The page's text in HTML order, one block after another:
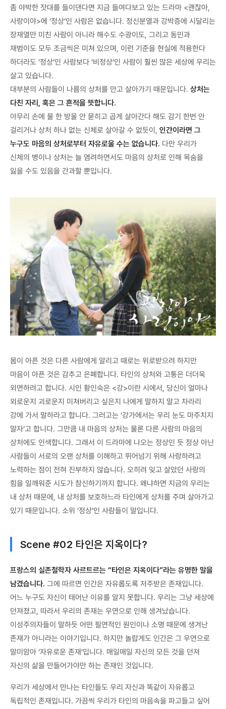
좀 야박한 잣대를 들이댄다면 지금 들여다보고 있는 드라마 <괜찮아,
사랑이야>에 ‘정상’인 사람은 없습니다. 정신분열과 강박증에 시달리는
장재열만 미친 사람이 아니라 해수도 수광이도, 그리고 동민과
재범이도 모두 조금씩은 미쳐 있으며, 이런 기준을 현실에 적용한다
하더라도 ‘정상’인 사람보다 ‘비정상’인 사람이 훨씬 많은 세상에 우리는
살고 있습니다.
대부분의 사람들이 나름의 상처를 안고 살아가기 때문입니다. 상처는
다친 자리, 혹은 그 흔적을 뜻합니다.
아무리 손에 물 한 방울 안 묻히고 곱게 살아간다 해도 감기 한번 안
걸리거나 상처 하나 없는 신체로 살아갈 수 없듯이, 인간이라면 그
누구도 마음의 상처로부터 자유로울 수는 없습니다. 다만 우리가
신체의 병이나 상처는 늘 염려하면서도 마음의 상처로 인해 목숨을
잃을 수도 있음을 간과할 뿐입니다.
몸이 아픈 것은 다른 사람에게 알리고 때로는 위로받으려 하지만
마음이 아픈 것은 감추고 은폐합니다. 타인의 상처와 고통은 더더욱
외면하려고 합니다. 시인 황인숙은 <강>이란 시에서, 당신이 얼마나
외로운지 괴로운지 미쳐버리고 싶은지 나에게 말하지 말고 차라리
강에 가서 말하라고 합니다. 그러고는 ‘강가에서는 우리 눈도 마주치지
말자’고 합니다. 그만큼 내 마음의 상처는 물론 다른 사람의 마음의
상처에도 인색합니다. 그래서 이 드라마에 나오는 정상인 듯 정상 아닌
사람들이 서로의 오랜 상처를 이해하고 뛰어넘기 위해 사랑하려고
노력하는 점이 전혀 진부하지 않습니다. 오히려 잊고 살았던 사랑의
힘을 일깨워준 시도가 참신하기까지 합니다. 왜냐하면 지금의 우리는
내 상처 때문에, 내 상처를 보호하느라 타인에게 상처를 주며 살아가고
있기 때문입니다. 소위 ‘정상’인 사람들이 말입니다.
Scene #02 타인은 지옥이다?
프랑스의 실존철학자 사르트르는 “타인은 지옥이다”라는 유명한 말을
남겼습니다. 그에 따르면 인간은 자유롭도록 저주받은 존재입니다.
어느 누구도 자신이 태어난 이유를 알지 못합니다. 우리는 그냥 세상에
던져졌고, 따라서 우리의 존재는 우연으로 인해 생겨났습니다.
이성주의자들이 말하듯 어떤 필연적인 원인이나 소명 때문에 생겨난
존재가 아니라는 이야기입니다. 하지만 놀랍게도 인간은 그 우연으로
말미암아 ‘자유로운 존재’입니다. 매일매일 자신의 모든 것을 던져
자신의 삶을 만들어가야만 하는 존재인 것입니다.
우리가 세상에서 만나는 타인들도 우리 자신과 똑같이 자유롭고
독립적인 존재입니다. 가끔씩 우리가 타인의 마음속을 파고들고 싶어